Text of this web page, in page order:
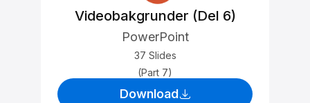
Videobakgrunder (Del 6)
PowerPoint
37 Slides
(Part 7)
Download